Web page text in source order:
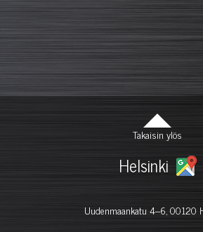
Takaisin ylös
Helsinki
Uudenmaankatu 4–6, 00120